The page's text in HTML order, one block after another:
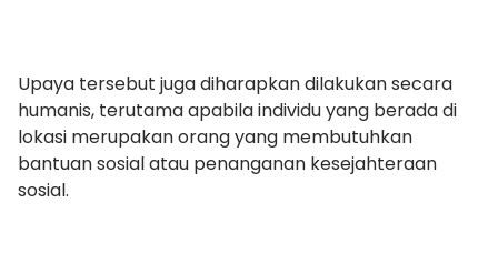
Upaya tersebut juga diharapkan dilakukan secara
humanis, terutama apabila individu yang berada di
lokasi merupakan orang yang membutuhkan
bantuan sosial atau penanganan kesejahteraan
sosial.